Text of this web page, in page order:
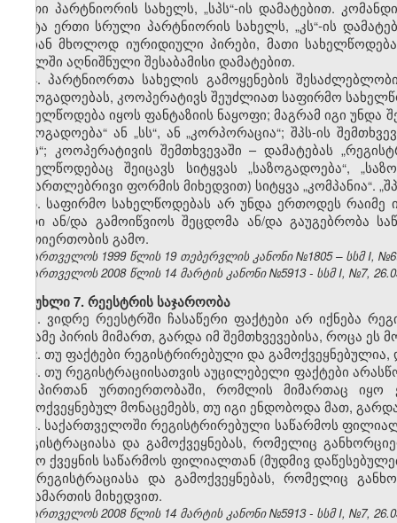
ერთი პარტნიორის სახელს, „სპს“-ის დამატებით.
ცოტა ერთი სრული პარტნიორის სახელს, „კს“-ის
არიან მხოლოდ იურიდიული პირები, მათი
მუხლში აღნიშნული შესაბამისი დამატებით.
4. პარტნიორთა სახელის გამოყენების
საზოგადოებას, კოოპერატივს შეუძლიათ საფირმო
სახელწოდება იყოს ფანტაზიის ნაყოფი; მაგრამ იგი უნდა
საზოგადოება“ ან „სს“, ან „კორპორაცია“; შპს-ის
„შპს“; კოოპერატივის შემთხვევაში – დამატებას
სახელწოდებაც შეიცავს სიტყვას „საზოგადოება“,
სამართლებრივი ფორმის მიხედვით) სიტყვა „კომპანია“.
5. საფირმო სახელწოდებას არ უნდა ერთოდეს რაიმე
პირი ან/და გამოიწვიოს შეცდომა ან/და გაუგებრობა
ურთიერთობის გამო.
საქართველოს 1999 წლის 19 თებერვლის კანონი №1805 – სსმ I,
საქართველოს 2008 წლის 14 მარტის კანონი №5913 - სსმ I, №7,
მუხლი 7. რეესტრის საჯაროობა
1. ვიდრე რეესტრში ჩასაწერი ფაქტები არ იქნება
მესამე პირის მიმართ, გარდა იმ შემთხვევებისა, როცა
2. თუ ფაქტები რეგისტრირებული და გამოქვეყნებულია,
3. თუ რეგისტრაციისათვის აუცილებელი ფაქტები
იმ პირთან ურთიერთობაში, რომლის მიმართაც
გამოქვეყნებულ მონაცემებს, თუ იგი ენდობოდა მათ,
4. საქართველოში რეგისტრირებული საწარმოს
რეგისტრაციასა და გამოქვეყნებას, რომელიც
უცხო ქვეყნის საწარმოს ფილიალთან (მუდმივ
იმ რეგისტრაციასა და გამოქვეყნებას, რომელიც
მისამართის მიხედვით.
საქართველოს 2008 წლის 14 მარტის კანონი №5913 - სსმ I, №7,